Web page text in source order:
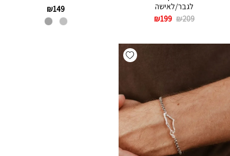
לגבר/לאישה
₪209
₪199
₪149
Add wishlist